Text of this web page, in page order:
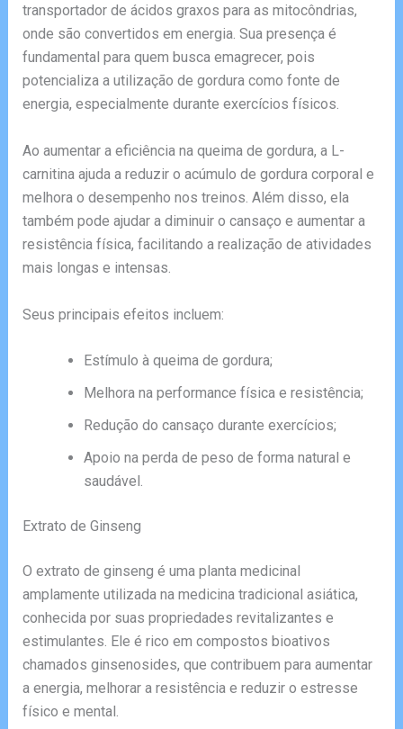
transportador de ácidos graxos para as mitocôndrias,
onde são convertidos em energia. Sua presença é
fundamental para quem busca emagrecer, pois
potencializa a utilização de gordura como fonte de
energia, especialmente durante exercícios físicos.
Ao aumentar a eficiência na queima de gordura, a L-
carnitina ajuda a reduzir o acúmulo de gordura corporal e
melhora o desempenho nos treinos. Além disso, ela
também pode ajudar a diminuir o cansaço e aumentar a
resistência física, facilitando a realização de atividades
mais longas e intensas.
Seus principais efeitos incluem:
Estímulo à queima de gordura;
Melhora na performance física e resistência;
Redução do cansaço durante exercícios;
Apoio na perda de peso de forma natural e
saudável.
Extrato de Ginseng
O extrato de ginseng é uma planta medicinal
amplamente utilizada na medicina tradicional asiática,
conhecida por suas propriedades revitalizantes e
estimulantes. Ele é rico em compostos bioativos
chamados ginsenosides, que contribuem para aumentar
a energia, melhorar a resistência e reduzir o estresse
físico e mental.